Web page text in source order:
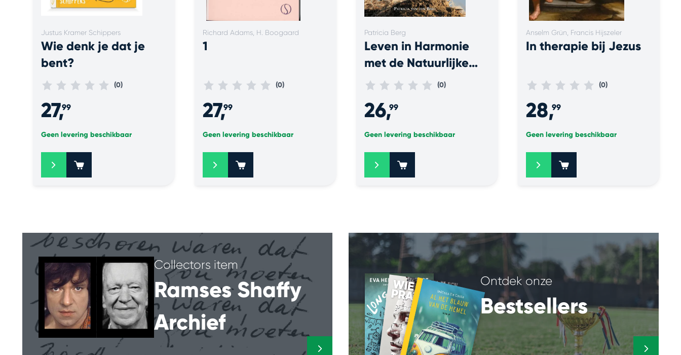
Justus Kramer Schippers
Wie denk je dat je
bent?
(0)
27,99
Geen levering beschikbaar
+
Richard Adams, H. Boogaard
1
(0)
27,99
Geen levering beschikbaar
+
Patricia Berg
Leven in Harmonie
met de Natuurlijke
Levenswetten
(0)
26,99
Geen levering beschikbaar
+
Anselm Grün, Francis Hijszeler
In therapie bij Jezus
(0)
28,99
Geen levering beschikbaar
+
Collectors item
Ramses Shaffy
Archief
Ontdek onze
Bestsellers